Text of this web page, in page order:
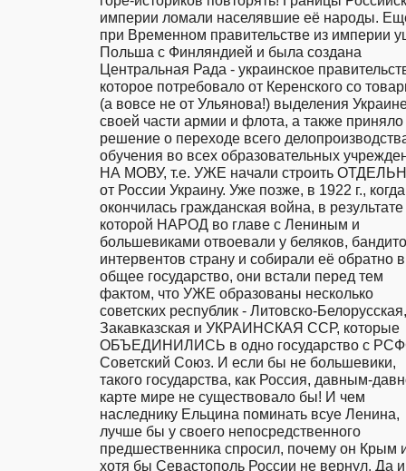
империи ломали населявшие её народы.
при Временном правительстве из империи
Польша с Финляндией и была создана
Центральная Рада - украинское
которое потребовало от Керенского со
(а вовсе не от Ульянова!) выделения
своей части армии и флота, а также приняло
решение о переходе всего
обучения во всех образовательных
НА МОВУ, т.е. УЖЕ начали строить
от России Украину. Уже позже, в 1922 г., когда
окончилась гражданская война, в результате
которой НАРОД во главе с Лениным и
большевиками отвоевали у беляков,
интервентов страну и собирали её обратно в
общее государство, они встали перед тем
фактом, что УЖЕ образованы несколько
советских республик - Литовско-Белорусская,
Закавказская и УКРАИНСКАЯ ССР, которые
ОБЪЕДИНИЛИСЬ в одно государство с
Советский Союз. И если бы не большевики,
такого государства, как Россия, давным-
карте мире не существовало бы! И чем
наследнику Ельцина поминать всуе Ленина,
лучше бы у своего непосредственного
предшественника спросил, почему он Крым
хотя бы Севастополь России не вернул. Да и